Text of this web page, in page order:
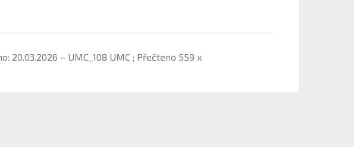
20.03.2026 – UMC_108 UMC ; Přečteno 559 x